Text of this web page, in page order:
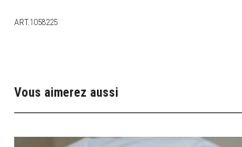
ART.1058225
Vous aimerez aussi